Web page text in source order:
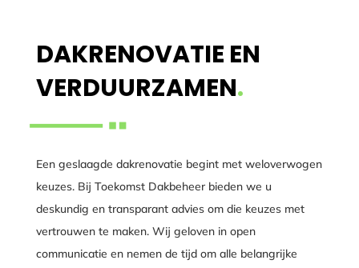
DAKRENOVATIE EN
VERDUURZAMEN.
Een geslaagde dakrenovatie begint met weloverwogen
keuzes. Bij Toekomst Dakbeheer bieden we u
deskundig en transparant advies om die keuzes met
vertrouwen te maken. Wij geloven in open
communicatie en nemen de tijd om alle belangrijke